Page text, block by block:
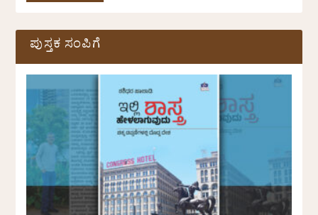
ಪುಸ್ತಕ ಸಂಪಿಗೆ